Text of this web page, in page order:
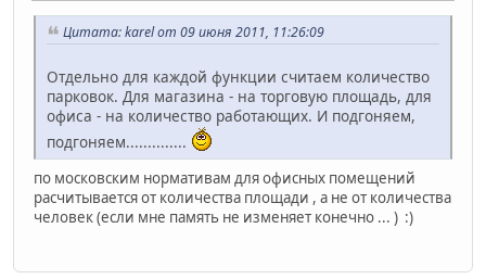
Цитата: karel от 09 июня 2011, 11:26:09
Отдельно для каждой функции считаем количество
парковок. Для магазина - на торговую площадь, для
офиса - на количество работающих. И подгоняем,
подгоняем..............
по московским нормативам для офисных помещений
расчитывается от количества площади , а не от количества
человек (если мне память не изменяет конечно ... ) :)